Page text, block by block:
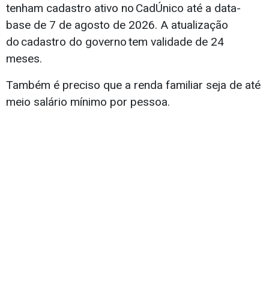
tenham cadastro ativo no CadÚnico até a data-
base de 7 de agosto de 2026. A atualização
do cadastro do governo tem validade de 24
meses.
Também é preciso que a renda familiar seja de até
meio salário mínimo por pessoa.